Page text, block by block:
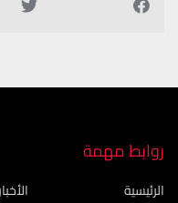
روابط مهمة
الرئيسية
الأخبار